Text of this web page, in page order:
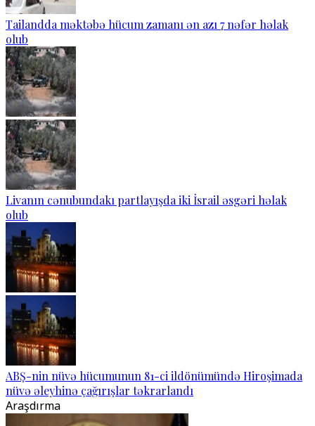
Tailandda məktəbə hücum zamanı ən azı 7 nəfər həlak
olub
Livanın cənubundakı partlayışda iki İsrail əsgəri həlak
olub
ABŞ-nin nüvə hücumunun 81-ci ildönümündə Hiroşimada
nüvə əleyhinə çağırışlar təkrarlandı
Araşdırma